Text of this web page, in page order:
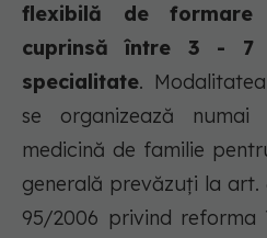
flexibilă de
cuprinsă între 3 - 7
specialitate.
se organizează numai
medicină de familie
generală prevăzuți la art.
95/2006 privind reforma